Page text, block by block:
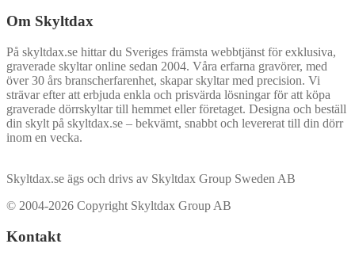
Om Skyltdax
På skyltdax.se hittar du Sveriges främsta webbtjänst för exklusiva,
graverade skyltar online sedan 2004. Våra erfarna gravörer, med
över 30 års branscherfarenhet, skapar skyltar med precision. Vi
strävar efter att erbjuda enkla och prisvärda lösningar för att köpa
graverade dörrskyltar till hemmet eller företaget. Designa och beställ
din skylt på skyltdax.se – bekvämt, snabbt och levererat till din dörr
inom en vecka.
Skyltdax.se ägs och drivs av Skyltdax Group Sweden AB
© 2004-2026 Copyright Skyltdax Group AB
Kontakt